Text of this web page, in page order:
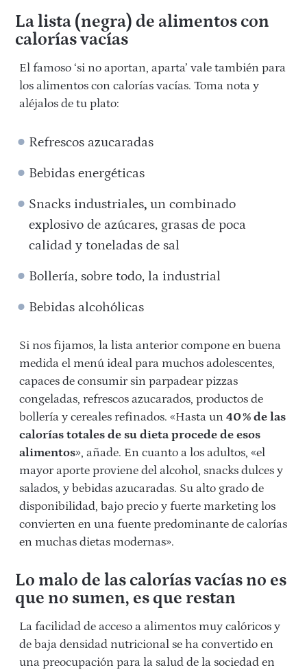
La lista (negra) de alimentos con
calorías vacías
El famoso ‘si no aportan, aparta’ vale también para
los alimentos con calorías vacías. Toma nota y
aléjalos de tu plato:
Refrescos azucaradas
Bebidas energéticas
Snacks industriales, un combinado
explosivo de azúcares, grasas de poca
calidad y toneladas de sal
Bollería, sobre todo, la industrial
Bebidas alcohólicas
Si nos fijamos, la lista anterior compone en buena
medida el menú ideal para muchos adolescentes,
capaces de consumir sin parpadear pizzas
congeladas, refrescos azucarados, productos de
bollería y cereales refinados. «Hasta un 40 % de las
calorías totales de su dieta procede de esos
alimentos», añade. En cuanto a los adultos, «el
mayor aporte proviene del alcohol, snacks dulces y
salados, y bebidas azucaradas. Su alto grado de
disponibilidad, bajo precio y fuerte marketing los
convierten en una fuente predominante de calorías
en muchas dietas modernas».
Lo malo de las calorías vacías no es
que no sumen, es que restan
La facilidad de acceso a alimentos muy calóricos y
de baja densidad nutricional se ha convertido en
una preocupación para la salud de la sociedad en